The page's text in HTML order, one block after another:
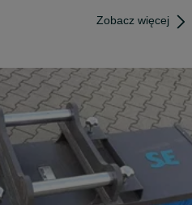
Zobacz więcej